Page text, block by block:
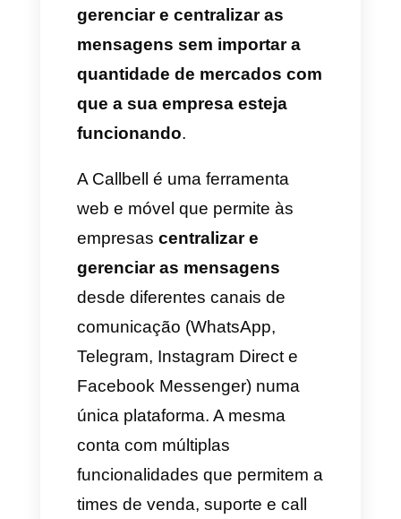
continuação de como você
gerenciar isso de uma melhor
maneira usando aCallbell
Como pode uma marca
centralizar as mensagens
dos seus canais de